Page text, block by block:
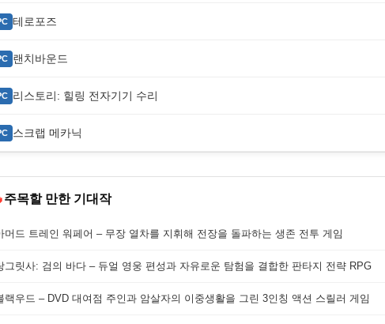
테로포즈
랜치바운드
리스토리: 힐링 전자기기 수리
스크랩 메카닉
주목할 만한 기대작
머드 트레인 워페어 – 무장 열차를 지휘해 전장을 돌파하는 생존 전투 게임
그릿사: 검의 바다 – 듀얼 영웅 편성과 자유로운 탐험을 결합한 판타지 전략 RPG
랙우드 – DVD 대여점 주인과 암살자의 이중생활을 그린 3인칭 액션 스릴러 게임